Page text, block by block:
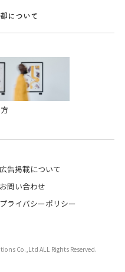
について
広告掲載について
お問い合わせ
プライバシーポリシー
Co.,Ltd ALL Rights Reserved.